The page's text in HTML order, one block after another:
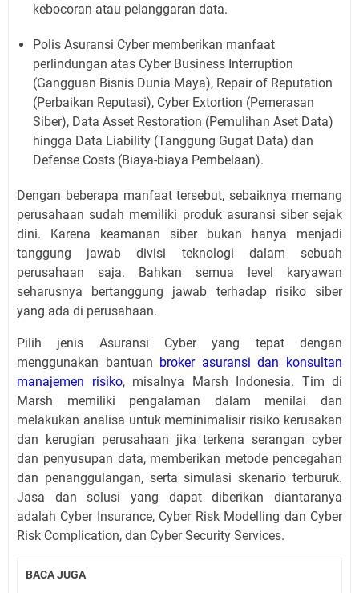
kebocoran atau pelanggaran data.
Polis Asuransi Cyber memberikan manfaat
perlindungan atas Cyber Business Interruption
(Gangguan Bisnis Dunia Maya), Repair of Reputation
(Perbaikan Reputasi), Cyber Extortion (Pemerasan
Siber), Data Asset Restoration (Pemulihan Aset Data)
hingga Data Liability (Tanggung Gugat Data) dan
Defense Costs (Biaya-biaya Pembelaan).
Dengan beberapa manfaat tersebut, sebaiknya memang
perusahaan sudah memiliki produk asuransi siber sejak
dini. Karena keamanan siber bukan hanya menjadi
tanggung jawab divisi teknologi dalam sebuah
perusahaan saja. Bahkan semua level karyawan
seharusnya bertanggung jawab terhadap risiko siber
yang ada di perusahaan.
Pilih jenis Asuransi Cyber yang tepat dengan
menggunakan bantuan broker asuransi dan konsultan
manajemen risiko, misalnya Marsh Indonesia. Tim di
Marsh memiliki pengalaman dalam menilai dan
melakukan analisa untuk meminimalisir risiko kerusakan
dan kerugian perusahaan jika terkena serangan cyber
dan penyusupan data, memberikan metode pencegahan
dan penanggulangan, serta simulasi skenario terburuk.
Jasa dan solusi yang dapat diberikan diantaranya
adalah Cyber Insurance, Cyber Risk Modelling dan Cyber
Risk Complication, dan Cyber Security Services.
BACA JUGA